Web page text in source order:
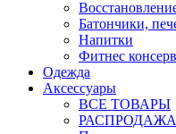
Батончики,
Напитки
Фитнес
Одежда
Аксессуары
ВСЕ ТОВАРЫ
РАСПРОДАЖА